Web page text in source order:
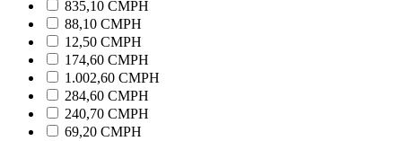
835,10 CMPH
88,10 CMPH
12,50 CMPH
174,60 CMPH
1.002,60 CMPH
284,60 CMPH
240,70 CMPH
69,20 CMPH